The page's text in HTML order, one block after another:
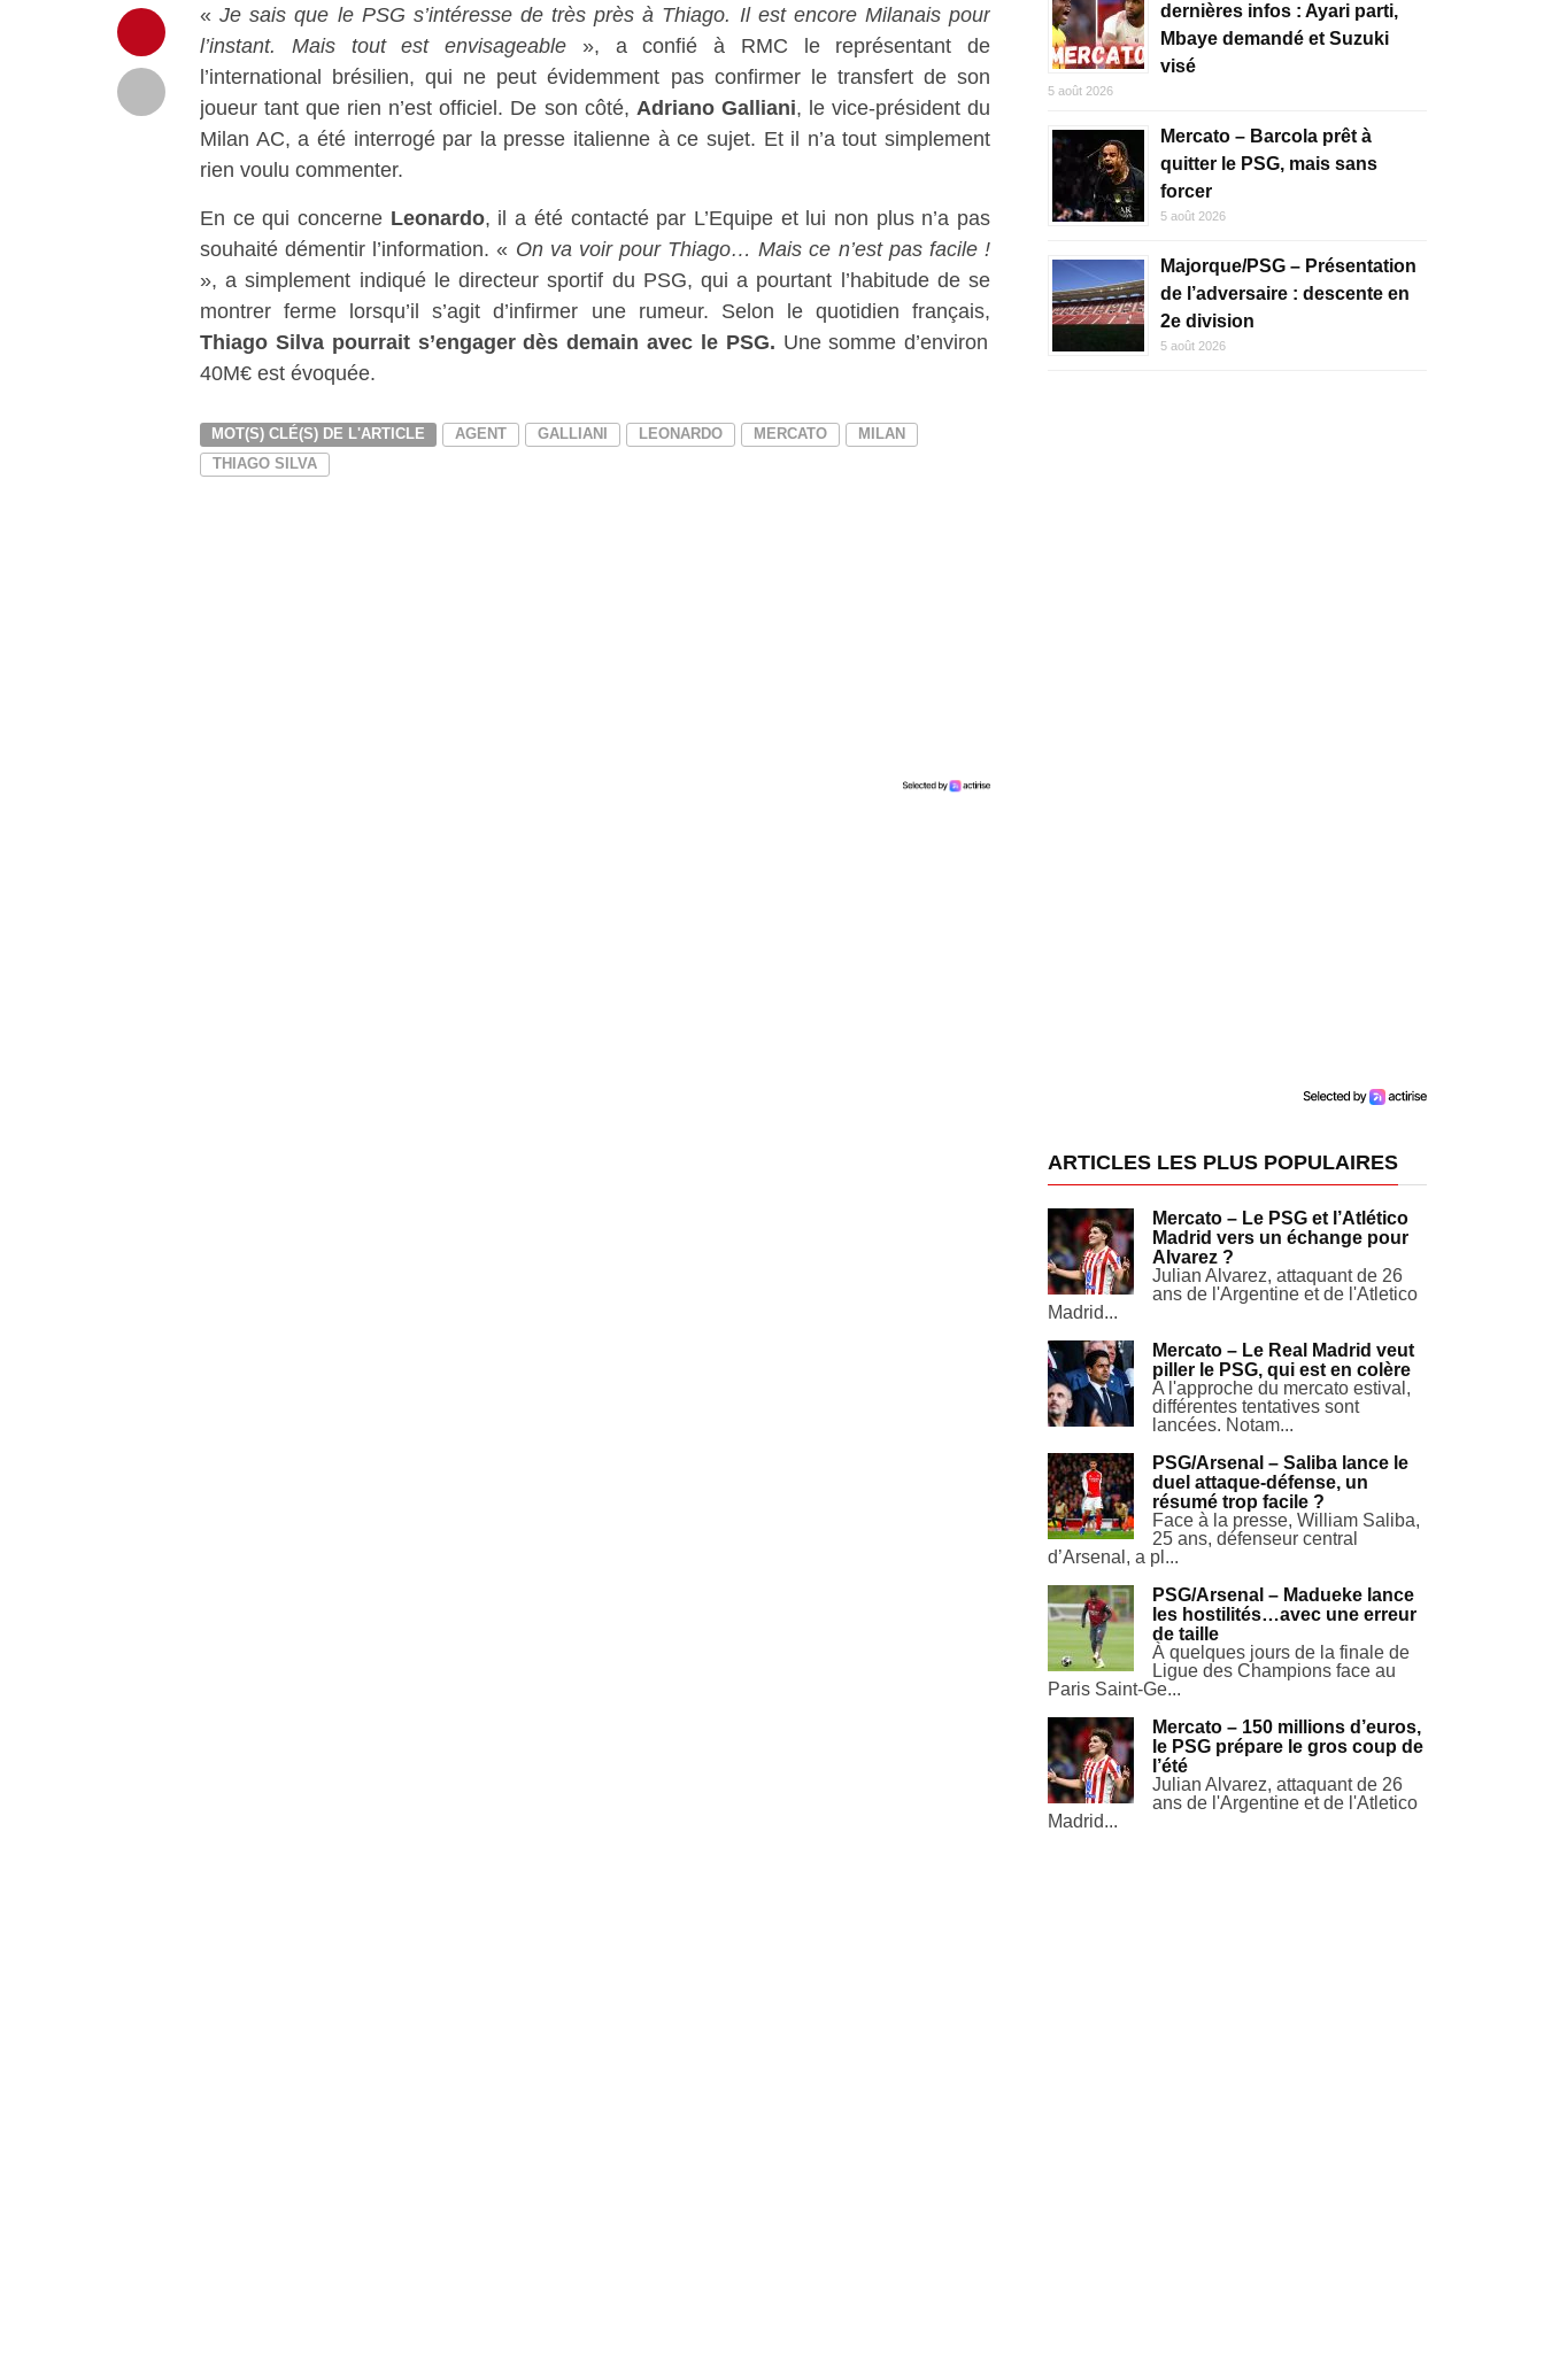
«Je sais que le PSG s’intéresse de très près à Thiago. Il est encore Milanais pour
l’instant. Mais tout est envisageable », a confié à RMC le représentant de
l’international brésilien, qui ne peut évidemment pas confirmer le transfert de son
joueur tant que rien n’est officiel. De son côté, Adriano Galliani, le vice-président du
Milan AC, a été interrogé par la presse italienne à ce sujet. Et il n’a tout simplement
rien voulu commenter.
En ce qui concerne Leonardo, il a été contacté par L’Equipe et lui non plus n’a pas
souhaité démentir l’information. « On va voir pour Thiago… Mais ce n’est pas facile !
», a simplement indiqué le directeur sportif du PSG, qui a pourtant l’habitude de se
montrer ferme lorsqu’il s’agit d’infirmer une rumeur. Selon le quotidien français,
Thiago Silva pourrait s’engager dès demain avec le PSG. Une somme d’environ
40M€ est évoquée.
MOT(S) CLÉ(S) DE L'ARTICLE AGENT GALLIANI LEONARDO MERCATO
MILAN
THIAGO SILVA
dernières infos : Ayari parti,
Mbaye demandé et Suzuki
visé
5 août 2026
Mercato – Barcola prêt à
quitter le PSG, mais sans
forcer
5 août 2026
Majorque/PSG – Présentation
de l’adversaire : descente en
2e division
5 août 2026
ARTICLES LES PLUS POPULAIRES
Mercato – Le PSG et l’Atlético
Madrid vers un échange pour
Alvarez ?
Julian Alvarez, attaquant de 26
ans de l'Argentine et de l'Atletico
Madrid...
Mercato – Le Real Madrid veut
piller le PSG, qui est en colère
A l'approche du mercato estival,
différentes tentatives sont
lancées. Notam...
PSG/Arsenal – Saliba lance le
duel attaque-défense, un
résumé trop facile ?
Face à la presse, William Saliba,
25 ans, défenseur central
d’Arsenal, a pl...
PSG/Arsenal – Madueke lance
les hostilités…avec une erreur
de taille
À quelques jours de la finale de
Ligue des Champions face au
Paris Saint-Ge...
Mercato – 150 millions d’euros,
le PSG prépare le gros coup de
l’été
Julian Alvarez, attaquant de 26
ans de l'Argentine et de l'Atletico
Madrid...